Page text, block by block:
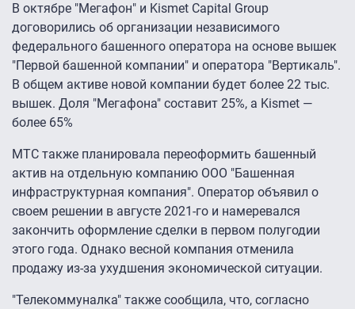
В октябре "Мегафон" и Kismet Capital Group
договорились об организации независимого
федерального башенного оператора на основе вышек
"Первой башенной компании" и оператора "Вертикаль".
В общем активе новой компании будет более 22 тыс.
вышек. Доля "Мегафона" составит 25%, а Kismet —
более 65%
МТС также планировала переоформить башенный
актив на отдельную компанию ООО "Башенная
инфраструктурная компания". Оператор объявил о
своем решении в августе 2021-го и намеревался
закончить оформление сделки в первом полугодии
этого года. Однако весной компания отменила
продажу из-за ухудшения экономической ситуации.
"Телекоммуналка" также сообщила, что, согласно